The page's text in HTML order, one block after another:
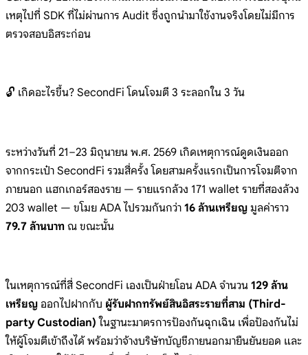
เหตุไปที่ SDK ที่ไม่ผ่านการ Audit ซึ่งถูกนำมาใช้งานจริงโดยไม่มีการ
ตรวจสอบอิสระก่อน
🔓 เกิดอะไรขึ้น? SecondFi โดนโจมตี 3 ระลอกใน 3 วัน
ระหว่างวันที่ 21–23 มิถุนายน พ.ศ. 2569 เกิดเหตุการณ์ดูดเงินออก
จากกระเป๋า SecondFi รวมสี่ครั้งโดยสามครั้งแรกเป็นการโจมตีจาก
ภายนอก แฮกเกอร์สองราย — รายแรกล้วง 171 wallet รายที่สองล้วง
203 wallet — ขโมย ADA ไปรวมกันกว่า 16 ล้านเหรียญ มูลค่าราว
79.7 ล้านบาท ณ ขณะนั้น
ในเหตุการณ์ที่สี่ SecondFi เองเป็นฝ่ายโอน ADA จำนวน 129 ล้าน
เหรียญ ออกไปฝากกับ ผู้รับฝากทรัพย์สินอิสระรายที่สาม (Third-
party Custodian) ในฐานะมาตรการป้องกันฉุกเฉิน เพื่อป้องกันไม่
ให้ผู้โจมตีเข้าถึงได้พร้อมว่าจ้างบริษัทบัญชีภายนอกมายืนยันยอด และ